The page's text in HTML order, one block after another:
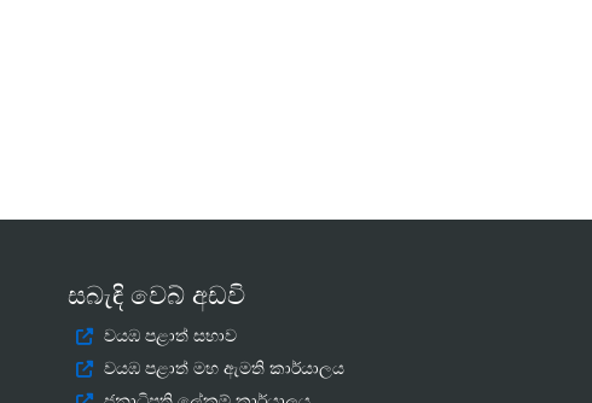
සබැඳි වෙබ් අඩවි
වයඹ පළාත් සභාව
වයඹ පළාත් මහ ඇමති කාර්යාලය